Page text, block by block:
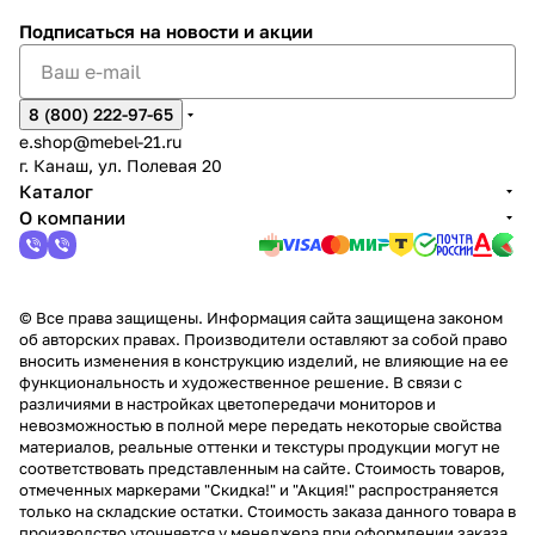
Подписаться на новости и акции
8 (800) 222-97-65
e.shop@mebel-21.ru
г. Канаш, ул. Полевая 20
Каталог
О компании
© Все права защищены. Информация сайта защищена законом
об авторских правах. Производители оставляют за собой право
вносить изменения в конструкцию изделий, не влияющие на ее
функциональность и художественное решение. В связи с
различиями в настройках цветопередачи мониторов и
невозможностью в полной мере передать некоторые свойства
материалов, реальные оттенки и текстуры продукции могут не
соответствовать представленным на сайте. Стоимость товаров,
отмеченных маркерами "Скидка!" и "Акция!" распространяется
только на складские остатки. Стоимость заказа данного товара в